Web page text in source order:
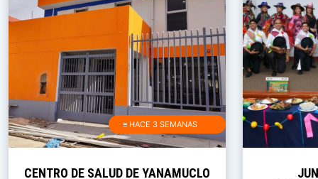
≡ HACE 3 SEMANAS
CENTRO DE SALUD DE YANAMUCLO